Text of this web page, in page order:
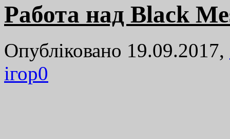
Работа над Black
Опубліковано 19.09.2017,
ігор0